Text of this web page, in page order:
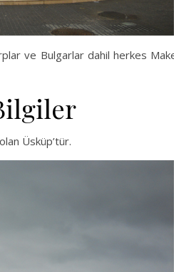
ve Bulgarlar dahil herkes
Üsküp’tür.